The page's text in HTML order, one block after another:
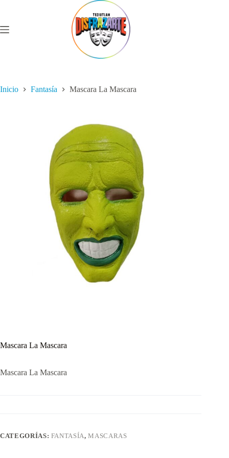
Inicio Fantasía Mascara La Mascara
Mascara La Mascara
Mascara La Mascara
CATEGORÍAS: FANTASÍA,MASCARAS